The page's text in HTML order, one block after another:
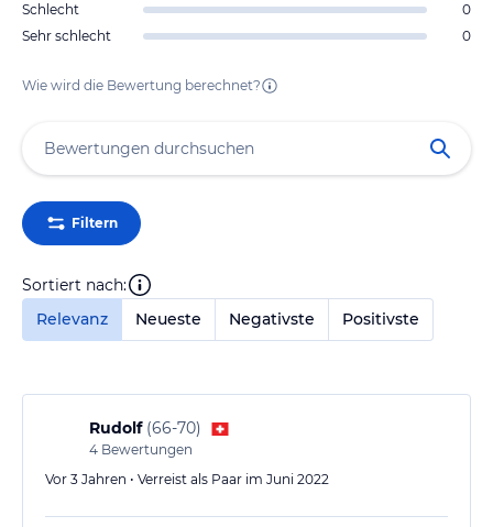
Schlecht
0
Sehr schlecht
0
Wie wird die Bewertung berechnet?
Filtern
Sortiert nach:
Relevanz
Neueste Negativste Positivste
Rudolf (66-70)
4 Bewertungen
Vor 3 Jahren • Verreist als Paar im Juni 2022